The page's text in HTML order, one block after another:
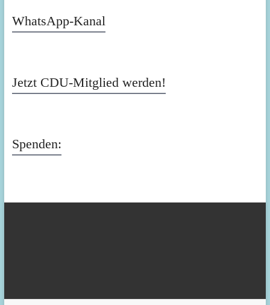
WhatsApp-Kanal
Jetzt CDU-Mitglied werden!
Spenden: